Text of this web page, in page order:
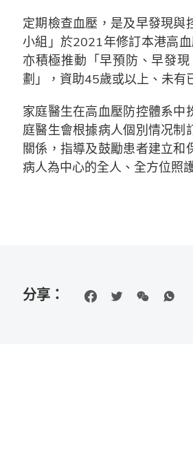
定期檢查血壓，是及早發現與
小組」於2021年修訂本港高
亦積極推動「早預防、早發
劃」，資助45歲或以上、未有
家庭醫生在高血壓防控體系中
庭醫生會根據病人個別情况制
關係，指導及鼓勵患者建立
病人為中心的全人、全方位照
分享：